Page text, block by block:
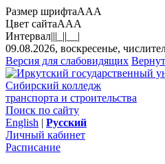
Размер шрифтаAAA
Цвет сайтаAAA
Интервал|||_||__|
09.08.2026, воскресенье,
Версия для слабовидящих
Сибирский колледж
транспорта и строительства
Поиск по сайту
English | Русский
Личный кабинет
Расписание